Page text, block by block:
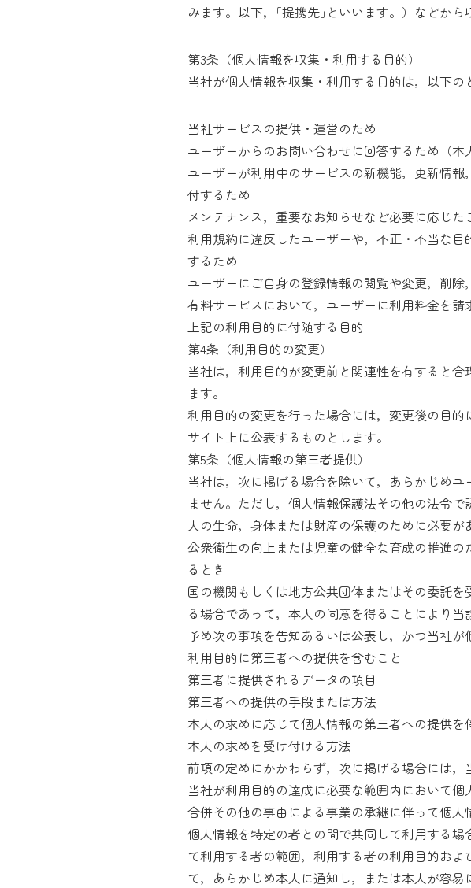
みます。以下，｢提携先｣といいます。）などから
第3条（個人情報を収集・利用する目的）
当社が個人情報を収集・利用する目的は，以下の
当社サービスの提供・運営のため
ユーザーからのお問い合わせに回答するため（本
ユーザーが利用中のサービスの新機能，更新情
付するため
メンテナンス，重要なお知らせなど必要に応じた
利用規約に違反したユーザーや，不正・不当な
するため
ユーザーにご自身の登録情報の閲覧や変更，削
有料サービスにおいて，ユーザーに利用料金を請
上記の利用目的に付随する目的
第4条（利用目的の変更）
当社は，利用目的が変更前と関連性を有すると
ます。
利用目的の変更を行った場合には，変更後の目
サイト上に公表するものとします。
第5条（個人情報の第三者提供）
当社は，次に掲げる場合を除いて，あらかじめ
ません。ただし，個人情報保護法その他の法令で
人の生命，身体または財産の保護のために必要
公衆衛生の向上または児童の健全な育成の推進
るとき
国の機関もしくは地方公共団体またはその委託
る場合であって，本人の同意を得ることにより
予め次の事項を告知あるいは公表し，かつ当社
利用目的に第三者への提供を含むこと
第三者に提供されるデータの項目
第三者への提供の手段または方法
本人の求めに応じて個人情報の第三者への提供を
本人の求めを受け付ける方法
前項の定めにかかわらず，次に掲げる場合には，
当社が利用目的の達成に必要な範囲内において
合併その他の事由による事業の承継に伴って個人
個人情報を特定の者との間で共同して利用する
て利用する者の範囲，利用する者の利用目的お
て，あらかじめ本人に通知し，または本人が容